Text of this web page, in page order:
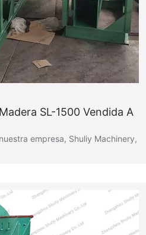
SL-1500 Vendida A
empresa, Shuliy Machinery,